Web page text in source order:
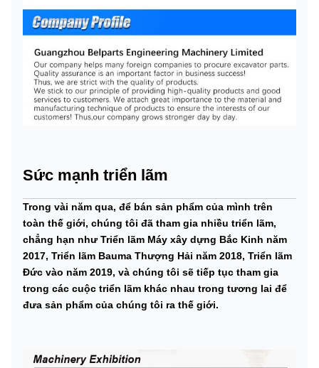
Sức mạnh triển lãm
Trong vài năm qua, để bán sản phẩm của mình trên
toàn thế giới, chúng tôi đã tham gia nhiều triển lãm,
chẳng hạn như Triển lãm Máy xây dựng Bắc Kinh năm
2017, Triển lãm Bauma Thượng Hải năm 2018, Triển lãm
Đức vào năm 2019, và chúng tôi sẽ tiếp tục tham gia
trong các cuộc triển lãm khác nhau trong tương lai để
đưa sản phẩm của chúng tôi ra thế giới.